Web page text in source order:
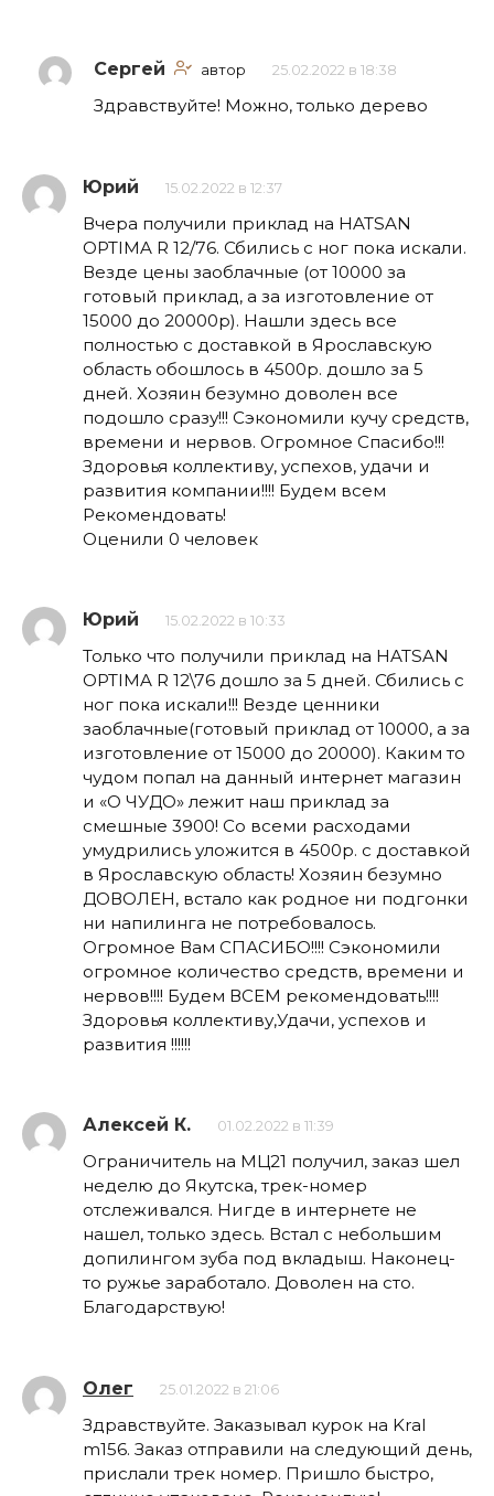
Сергей автор 25.02.2022 в 18:38
Здравствуйте! Можно, только дерево
Юрий 15.02.2022 в 12:37
Вчера получили приклад на HATSAN
OPTIMA R 12/76. Сбились с ног пока искали.
Везде цены заоблачные (от 10000 за
готовый приклад, а за изготовление от
15000 до 20000р). Нашли здесь все
полностью с доставкой в Ярославскую
область обошлось в 4500р. дошло за 5
дней. Хозяин безумно доволен все
подошло сразу!!! Сэкономили кучу средств,
времени и нервов. Огромное Спасибо!!!
Здоровья коллективу, успехов, удачи и
развития компании!!!! Будем всем
Рекомендовать!
Оценили 0 человек
Юрий 15.02.2022 в 10:33
Только что получили приклад на HATSAN
OPTIMA R 12\76 дошло за 5 дней. Сбились с
ног пока искали!!! Везде ценники
заоблачные(готовый приклад от 10000, а за
изготовление от 15000 до 20000). Каким то
чудом попал на данный интернет магазин
и «О ЧУДО» лежит наш приклад за
смешные 3900! Со всеми расходами
умудрились уложится в 4500р. с доставкой
в Ярославскую область! Хозяин безумно
ДОВОЛЕН, встало как родное ни подгонки
ни напилинга не потребовалось.
Огромное Вам СПАСИБО!!!! Сэкономили
огромное количество средств, времени и
нервов!!!! Будем ВСЕМ рекомендовать!!!!
Здоровья коллективу,Удачи, успехов и
развития !!!!!!
Алексей К. 01.02.2022 в 11:39
Ограничитель на МЦ21 получил, заказ шел
неделю до Якутска, трек-номер
отслеживался. Нигде в интернете не
нашел, только здесь. Встал с небольшим
допилингом зуба под вкладыш. Наконец-
то ружье заработало. Доволен на сто.
Благодарствую!
Олег 25.01.2022 в 21:06
Здравствуйте. Заказывал курок на Kral
m156. Заказ отправили на следующий день,
прислали трек номер. Пришло быстро,